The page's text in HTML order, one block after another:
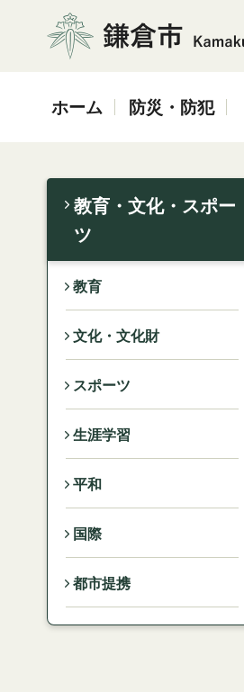
鎌倉市
ホーム 防災・防犯
教育・文化・スポー
ツ
教育
文化・文化財
スポーツ
生涯学習
平和
国際
都市提携